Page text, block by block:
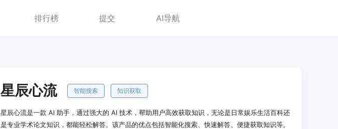
排行榜 提交 AI导航
星辰心流 智能搜索 知识获取
星辰心流是一款 AI 助手，通过强大的 AI 技术，帮助用户高效获取知识，无论是日常娱乐生活百科还
是专业学术论文知识，都能轻松解答。该产品的优点包括智能化搜索、快速解答、便捷获取知识等。